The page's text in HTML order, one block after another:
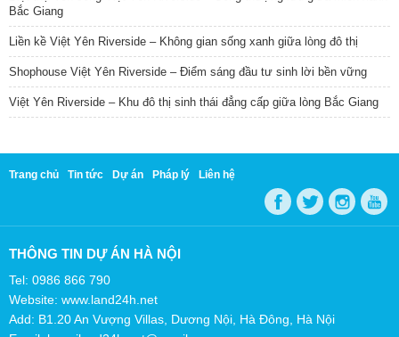
Bắc Giang
Liền kề Việt Yên Riverside – Không gian sống xanh giữa lòng đô thị
Shophouse Việt Yên Riverside – Điểm sáng đầu tư sinh lời bền vững
Việt Yên Riverside – Khu đô thị sinh thái đẳng cấp giữa lòng Bắc Giang
Trang chủ Tin tức Dự án Pháp lý Liên hệ
THÔNG TIN DỰ ÁN HÀ NỘI
Tel: 0986 866 790
Website: www.land24h.net
Add: B1.20 An Vượng Villas, Dương Nội, Hà Đông, Hà Nội